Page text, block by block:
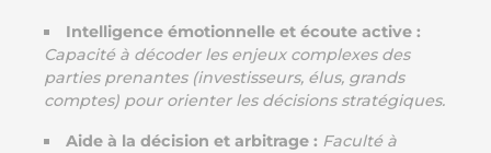
Intelligence émotionnelle et écoute active :
Capacité à décoder les enjeux complexes des
parties prenantes (investisseurs, élus, grands
comptes) pour orienter les décisions stratégiques.
Aide à la décision et arbitrage : Faculté à